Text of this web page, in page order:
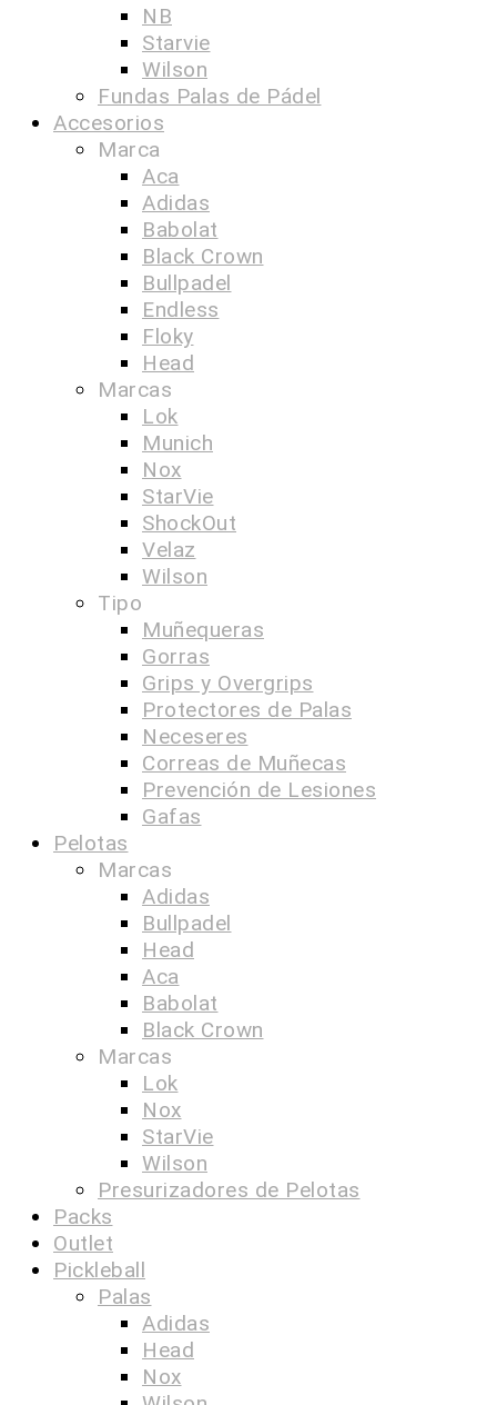
NB
Starvie
Wilson
Fundas Palas de Pádel
Accesorios
Marca
Aca
Adidas
Babolat
Black Crown
Bullpadel
Endless
Floky
Head
Marcas
Lok
Munich
Nox
StarVie
ShockOut
Velaz
Wilson
Tipo
Muñequeras
Gorras
Grips y Overgrips
Protectores de Palas
Neceseres
Correas de Muñecas
Prevención de Lesiones
Gafas
Pelotas
Marcas
Adidas
Bullpadel
Head
Aca
Babolat
Black Crown
Marcas
Lok
Nox
StarVie
Wilson
Presurizadores de Pelotas
Packs
Outlet
Pickleball
Palas
Adidas
Head
Nox